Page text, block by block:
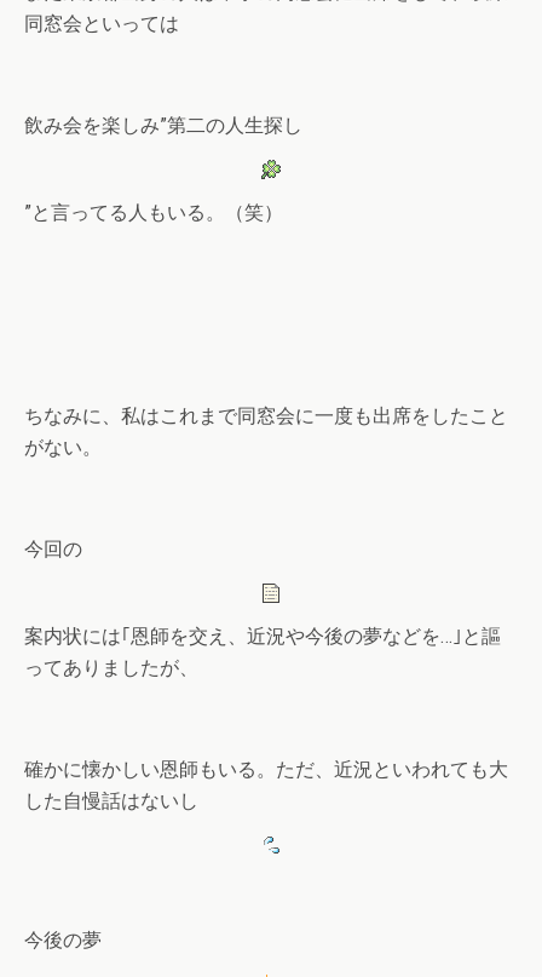
同窓会といっては
飲み会を楽しみ”第二の人生探し
”と言ってる人もいる。（笑）
ちなみに、私はこれまで同窓会に一度も出席をしたこと
がない。
今回の
案内状には｢恩師を交え、近況や今後の夢などを…｣と謳
ってありましたが、
確かに懐かしい恩師もいる。ただ、近況といわれても大
した自慢話はないし
今後の夢